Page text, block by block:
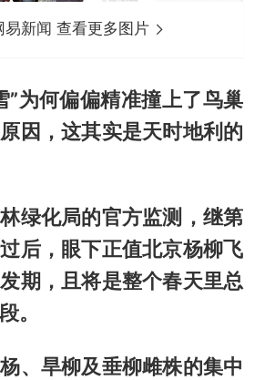
易新闻 查看更多图片
”为何偏偏精准撞上了鸟巢
因，这其实是天时地利的
绿化局的官方监测，继第
后，眼下正值北京杨柳飞
期，且将是整个春天里总
。
、旱柳及垂柳雌株的集中